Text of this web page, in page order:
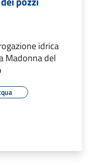
idrica
Madonna del